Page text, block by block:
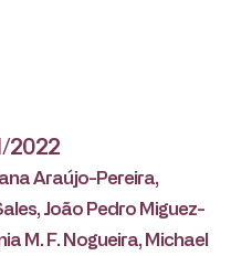
2022
Araújo-Pereira,
João Pedro Miguez-
M. F. Nogueira, Michael